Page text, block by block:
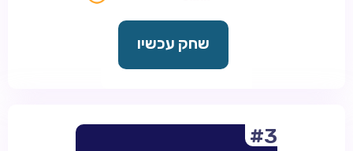
שחק עכשיו
#3